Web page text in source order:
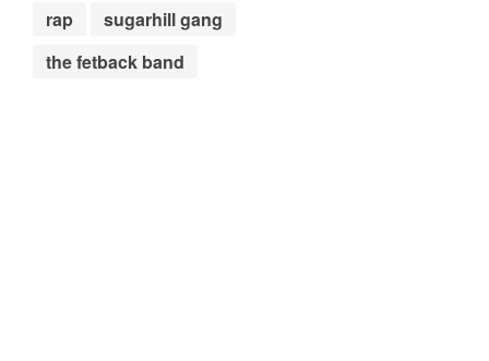
rap
sugarhill gang
the fetback band